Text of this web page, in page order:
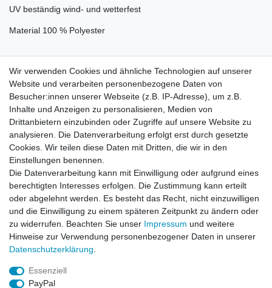
UV beständig wind- und wetterfest
Material 100 % Polyester
ÄHNLICH
Fahne 90 x 150 cm Deutschland
Artikel anzeigen
Fahne 90 x 150 cm Deutschland mit Adler
Wir verwenden Cookies und ähnliche Technologien auf unserer
Website und verarbeiten personenbezogene Daten von
Besucher:innen unserer Webseite (z.B. IP-Adresse), um z.B.
Inhalte und Anzeigen zu personalisieren, Medien von
Drittanbietern einzubinden oder Zugriffe auf unsere Website zu
analysieren. Die Datenverarbeitung erfolgt erst durch gesetzte
Cookies. Wir teilen diese Daten mit Dritten, die wir in den
Einstellungen benennen.
Die Datenverarbeitung kann mit Einwilligung oder aufgrund eines
berechtigten Interesses erfolgen. Die Zustimmung kann erteilt
oder abgelehnt werden. Es besteht das Recht, nicht einzuwilligen
und die Einwilligung zu einem späteren Zeitpunkt zu ändern oder
zu widerrufen. Beachten Sie unser Impressum und weitere
Hinweise zur Verwendung personenbezogener Daten in unserer
Daten­schutz­erklärung
Essenziell
PayPal